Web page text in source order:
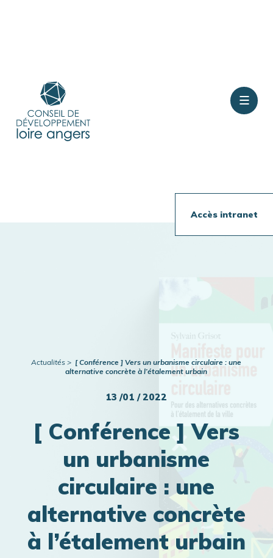
Accès intranet
Actualités
[ Conférence ] Vers un urbanisme circulaire : une
alternative concrète à l’étalement urbain
13 /01 / 2022
[ Conférence ] Vers
un urbanisme
circulaire : une
alternative concrète
à l’étalement urbain